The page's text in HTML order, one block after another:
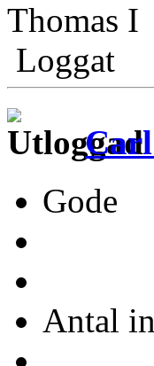
Thomas I
Loggat
Gode
Antal